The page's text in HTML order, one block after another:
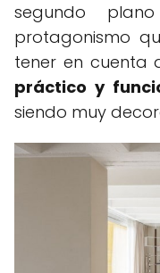
segundo
protagonismo
tener en cuenta
práctico y
siendo muy